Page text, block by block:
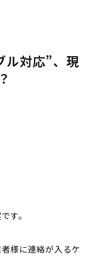
ル対応”、現
です。
様に連絡が入るケ